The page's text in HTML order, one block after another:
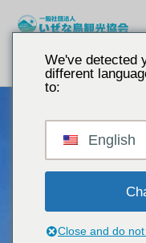
introducción Guías
We've detected
different
to:
English
Close and do